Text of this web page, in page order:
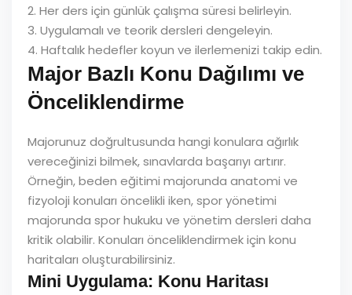
2. Her ders için günlük çalışma süresi belirleyin.
3. Uygulamalı ve teorik dersleri dengeleyin.
4. Haftalık hedefler koyun ve ilerlemenizi takip edin.
Major Bazlı Konu Dağılımı ve
Önceliklendirme
Majorunuz doğrultusunda hangi konulara ağırlık
vereceğinizi bilmek, sınavlarda başarıyı artırır.
Örneğin, beden eğitimi majorunda anatomi ve
fizyoloji konuları öncelikli iken, spor yönetimi
majorunda spor hukuku ve yönetim dersleri daha
kritik olabilir. Konuları önceliklendirmek için konu
haritaları oluşturabilirsiniz.
Mini Uygulama: Konu Haritası